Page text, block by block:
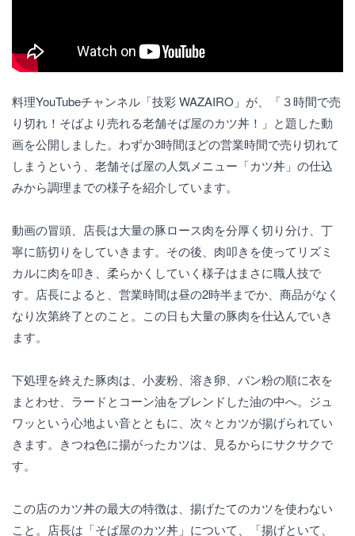
料理YouTubeチャンネル「技彩 WAZAIRO」が、「３時間で売
り切れ！そばより売れる老舗そば屋のカツ丼！」と題した動
画を公開しました。わずか3時間ほどの営業時間で売り切れて
しまうという、老舗そば屋の人気メニュー「カツ丼」の仕込
みから調理までの様子を紹介しています。
動画の冒頭、店長は大量の豚ロース肉を分厚く切り分け、丁
寧に筋切りをしていきます。その後、肉叩きを使ってリズミ
カルに肉を叩き、柔らかくしていく様子はまさに職人技で
す。店長によると、営業時間は昼の2時半までか、商品がなく
なり次第終了とのこと。この日も大量の豚肉を仕込んでいき
ます。
下処理を終えた豚肉は、小麦粉、溶き卵、パン粉の順に衣を
まとわせ、ラードとコーン油をブレンドした油の中へ。ジュ
ワッという心地よい音とともに、次々とカツが揚げられてい
きます。きつね色に揚がったカツは、見るからにサクサクで
す。
この店のカツ丼の最大の特徴は、揚げたてのカツを使わない
こと。店長は「そば屋のカツ丼」について、「揚げといて、